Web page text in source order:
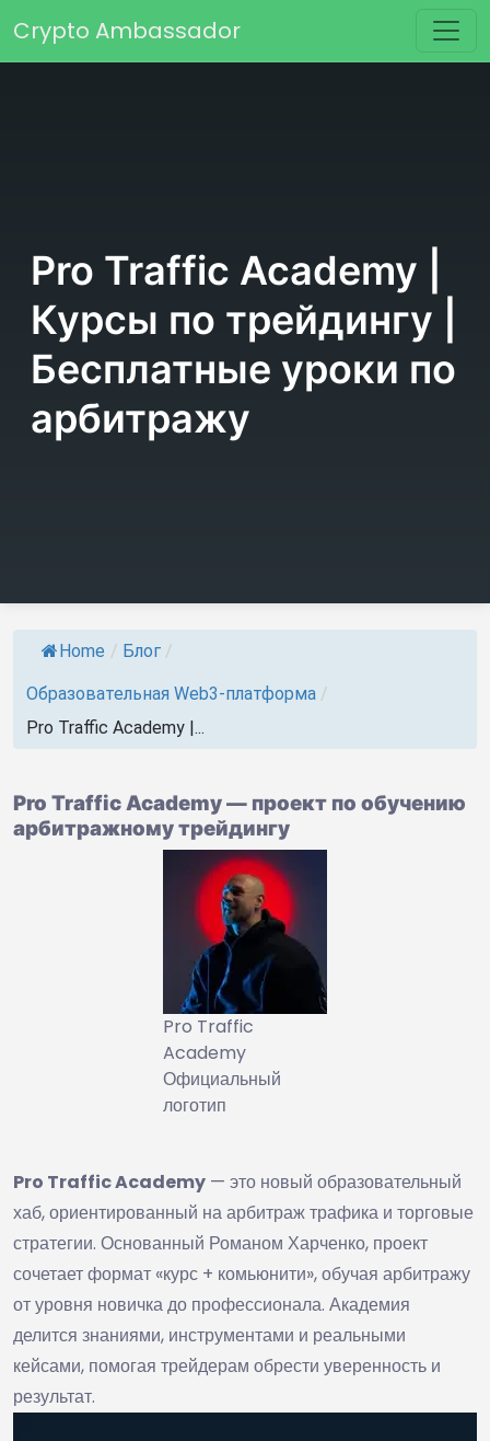
Основная навигация
Crypto Ambassador
Pro Traffic Academy |
Курсы по трейдингу |
Бесплатные уроки по
арбитражу
Home / Блог /
Образовательная Web3-платформа /
Pro Traffic Academy |...
Pro Traffic Academy — проект по обучению
арбитражному трейдингу
Pro Traffic
Academy
Официальный
логотип
Pro Traffic Academy — это новый образовательный
хаб, ориентированный на арбитраж трафика и торговые
стратегии. Основанный Романом Харченко, проект
сочетает формат «курс + комьюнити», обучая арбитражу
от уровня новичка до профессионала. Академия
делится знаниями, инструментами и реальными
кейсами, помогая трейдерам обрести уверенность и
результат.